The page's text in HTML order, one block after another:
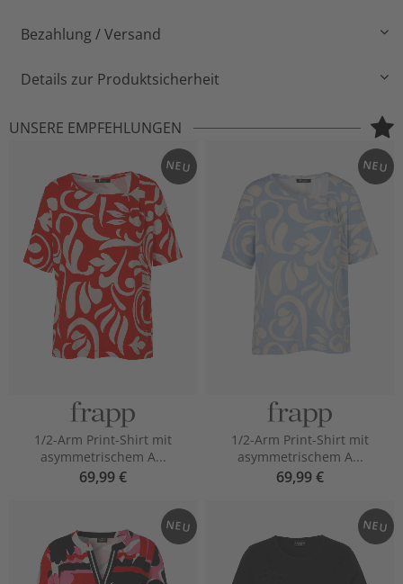
Bezahlung / Versand
Details zur Produktsicherheit
UNSERE EMPFEHLUNGEN
NEU
1/2-Arm Print-Shirt mit
asymmetrischem A...
69,99 €
NEU
1/2-Arm Print-Shirt mit
asymmetrischem A...
69,99 €
NEU NEU